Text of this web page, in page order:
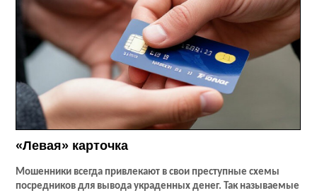
«Левая» карточка
Мошенники всегда привлекают в свои преступные схемы
посредников для вывода украденных денег. Так называемые